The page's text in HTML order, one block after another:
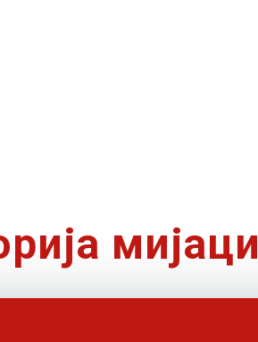
мијаци